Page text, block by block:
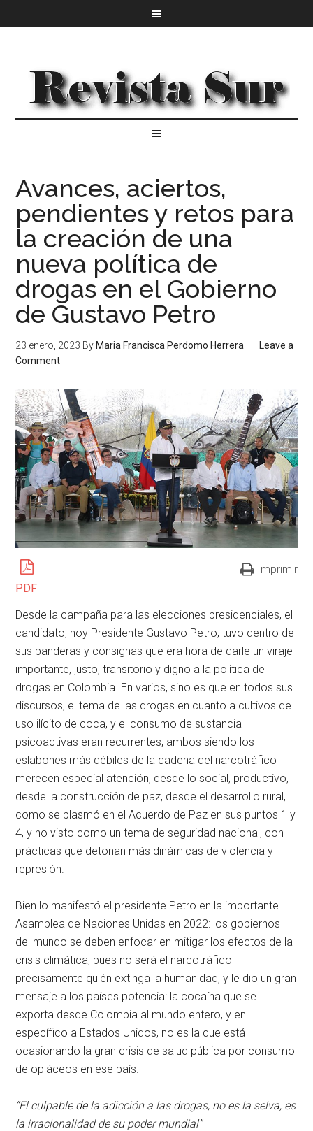
Avances, aciertos,
pendientes y retos para
la creación de una
nueva política de
drogas en el Gobierno
de Gustavo Petro
23 enero, 2023 By Maria Francisca Perdomo Herrera
Leave a
Comment
PDF
Imprimir
Desde la campaña para las elecciones presidenciales, el
candidato, hoy Presidente Gustavo Petro, tuvo dentro de
sus banderas y consignas que era hora de darle un viraje
importante, justo, transitorio y digno a la política de
drogas en Colombia. En varios, sino es que en todos sus
discursos, el tema de las drogas en cuanto a cultivos de
uso ilícito de coca, y el consumo de sustancia
psicoactivas eran recurrentes, ambos siendo los
eslabones más débiles de la cadena del narcotráfico
merecen especial atención, desde lo social, productivo,
desde la construcción de paz, desde el desarrollo rural,
como se plasmó en el Acuerdo de Paz en sus puntos 1 y
4, y no visto como un tema de seguridad nacional, con
prácticas que detonan más dinámicas de violencia y
represión.
Bien lo manifestó el presidente Petro en la importante
Asamblea de Naciones Unidas en 2022: los gobiernos
del mundo se deben enfocar en mitigar los efectos de la
crisis climática, pues no será el narcotráfico
precisamente quién extinga la humanidad, y le dio un gran
mensaje a los países potencia: la cocaína que se
exporta desde Colombia al mundo entero, y en
específico a Estados Unidos, no es la que está
ocasionando la gran crisis de salud pública por consumo
de opiáceos en ese país.
“El culpable de la adicción a las drogas, no es la selva, es
la irracionalidad de su poder mundial”